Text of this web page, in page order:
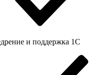
и поддержка 1С